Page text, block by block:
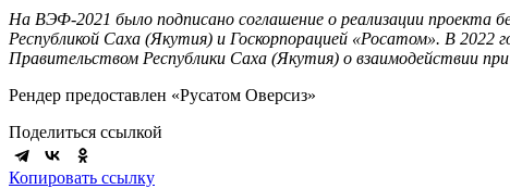
На ВЭФ-2021 было подписано соглашение о реализации проекта
Республикой Саха (Якутия) и Госкорпорацией «Росатом». В
Правительством Республики Саха (Якутия) о взаимодействии
Рендер предоставлен «Русатом Оверсиз»
Поделиться ссылкой
Копировать ссылку